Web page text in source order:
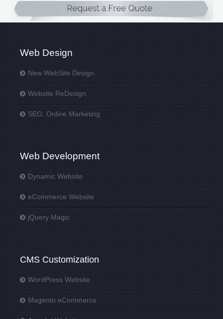
Web Design
New WebSite Design
Website ReDesign
SEO, Online Marketing
Web Development
Dynamic Website
eCommerce Website
jQuery Magic
CMS Customization
WordPress Website
Magento eCommerce